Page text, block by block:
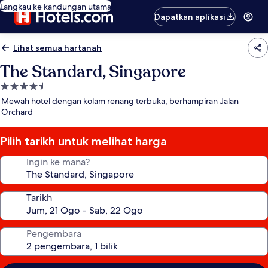
Langkau ke kandungan utama
Dapatkan aplikasi
Lihat semua hartanah
The Standard, Singapore
Hartanah
4.5
bintang
Mewah hotel dengan kolam renang terbuka, berhampiran Jalan
Orchard
Pilih tarikh untuk melihat harga
Ingin ke mana?
Tarikh
Pengembara